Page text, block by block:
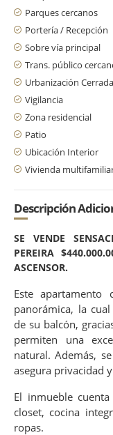
Parques cercanos
Portería / Recepción
Sobre vía principal
Trans. público
Urbanización Cerrada
Vigilancia
Zona residencial
Patio
Ubicación Interior
Vivienda
Descripción
SE VENDE
PEREIRA
ASCENSOR.
Este apartamento
panorámica, la
de su balcón,
permiten una
natural. Además,
asegura privacidad
El inmueble
closet, cocina
ropas.